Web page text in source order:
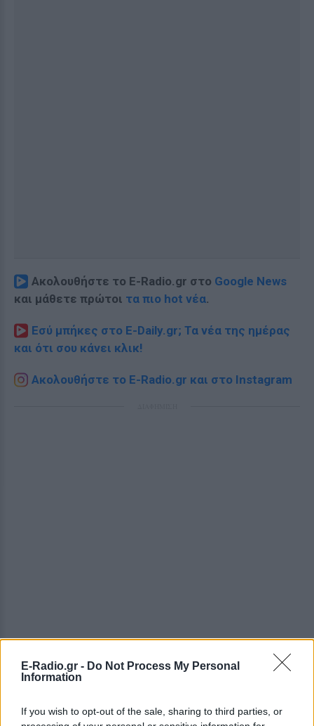
E-Radio.gr - Do Not Process My Personal
Information
If you wish to opt-out of the sale, sharing to third parties, or
Ακολουθήστε το E-Radio.gr στο Google News
και μάθετε πρώτοι τα πιο hot νέα.
Εσύ μπήκες στο E-Daily.gr; Τα νέα της ημέρας
και ότι σου κάνει κλικ!
Ακολουθήστε το E-Radio.gr και στο Instagram